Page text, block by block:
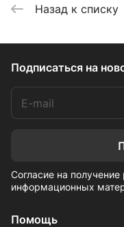
Назад к списку
Подписаться на
Согласие на
информационных
Помощь